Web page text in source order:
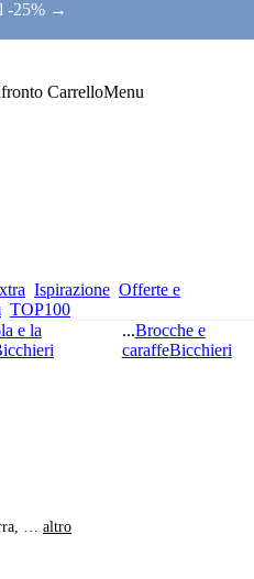
-25% →
CarrelloMenu
Ispirazione Offerte e
TOP100
e la
...Brocche e
caraffeBicchieri
, … altro